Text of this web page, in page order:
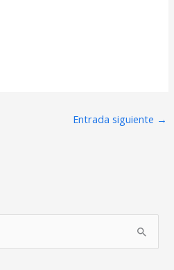
Entrada siguiente →